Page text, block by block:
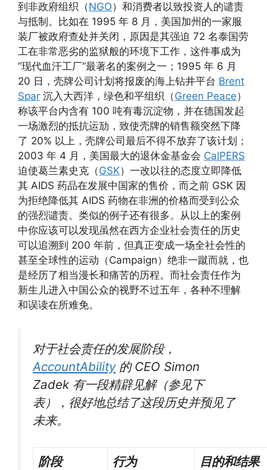
到非政府组织（NGO）和消费者以致投资人的谴责
与抵制。比如在 1995 年 8 月，美国加州的一家服
装厂被政府查处并关闭，原因是其强迫 72 名泰国劳
工在非常恶劣的监狱般的环境下工作，这件事成为
“现代血汗工厂”最著名的案例之一；1995 年 6 月
20 日，壳牌公司计划将报废的海上钻井平台 Brent
Spar 沉入大西洋，绿色和平组织（Green Peace）
称该平台内含有 100 吨有毒沉淀物，并在德国发起
一场激烈的抵抗运劢，致使壳牌的销售额突然下降
了 20% 以上，壳牌公司最后不得不放弃了该计划；
2003 年 4 月，美国最大的退休金基金会 CalPERS
迫使葛兰素史克（GSK）一改以往的态度立即降低
其 AIDS 药品在发展中国家的售价，而之前 GSK 因
为拒绝降低其 AIDS 药物在非洲的价格而受到公众
的强烈谴责。类似的例子还有很多。从以上的案例
中你应该可以发现虽然在西方企业社会责任的历史
可以追溯到 200 年前，但真正变成一场全社会性的
甚至全球性的运动（Campaign）绝非一蹴而就，也
是经历了相当漫长和痛苦的历程。而社会责任作为
新生儿进入中国公众的视野不过五年，各种不理解
和误读在所难免。
对于社会责任的发展阶段，
AccountAbility的 CEO Simon
Zadek 有一段精辟见解（参见下
表），很好地总结了这段历史并预见了
未来。
阶段
行为
目的和结果